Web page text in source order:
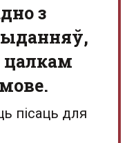
з
цалкам
пісаць для